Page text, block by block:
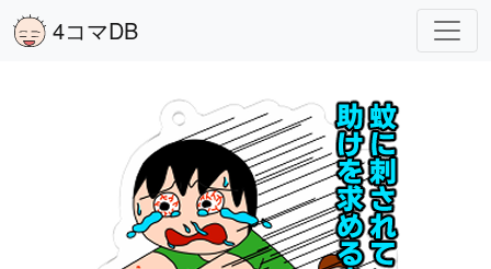
4コマDB